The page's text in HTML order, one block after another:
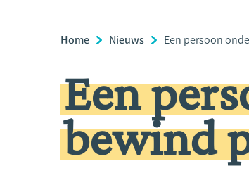
Breadcrumb
Home Nieuws
Current
Een persoon
Een
bewind